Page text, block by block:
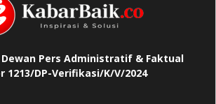
Pers Administratif & Faktual
1213/DP-Verifikasi/K/V/2024